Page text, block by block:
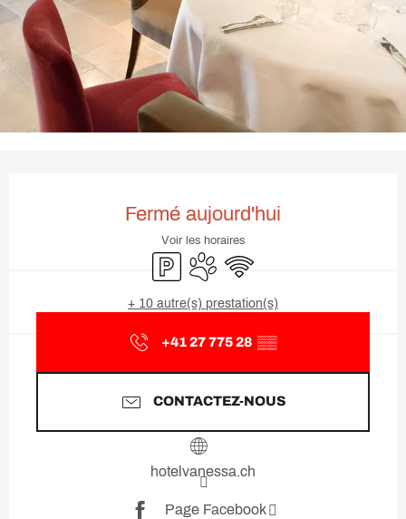
Fermé aujourd'hui
Voir les horaires
ParkingAnimaux acceptés
WiFi
+ 10 autre(s) prestation(s)
+41 27 775 28 ▒▒
CONTACTEZ-NOUS
hotelvanessa.ch
Page Facebook